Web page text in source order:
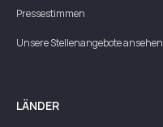
Pressestimmen
Unsere Stellenangebote ansehen
LÄNDER